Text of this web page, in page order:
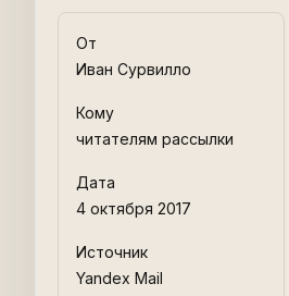
От
Иван Сурвилло
Кому
читателям рассылки
Дата
4 октября 2017
Источник
Yandex Mail